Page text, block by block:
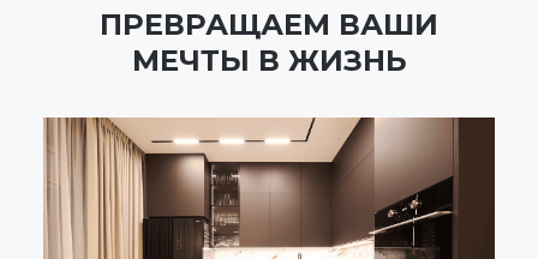
ПРЕВРАЩАЕМ ВАШИ
МЕЧТЫ В ЖИЗНЬ